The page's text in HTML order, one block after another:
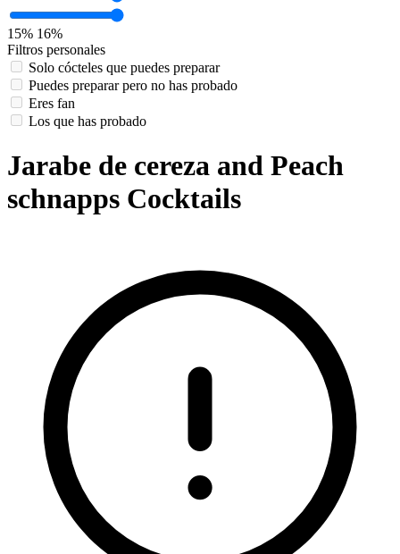
15% 16%
Filtros personales
Solo cócteles que puedes preparar
Puedes preparar pero no has probado
Eres fan
Los que has probado
Jarabe de cereza and Peach
schnapps Cocktails